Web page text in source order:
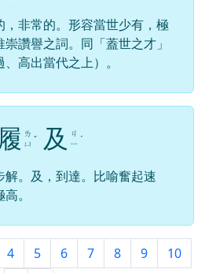
，非常的。形容當世少有，極
讚譽之詞。同「蓋世之才」
、高出當代之上）。
履 ㄌ
ㄩ ˇ 及
ㄐ
ㄧ ˊ
解。及，到達。比喻奮起速
。
)
4 5 6 7 8 9
10